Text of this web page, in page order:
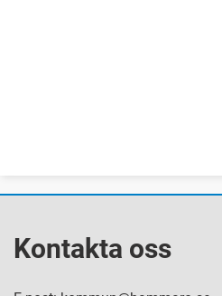
Kontakta oss